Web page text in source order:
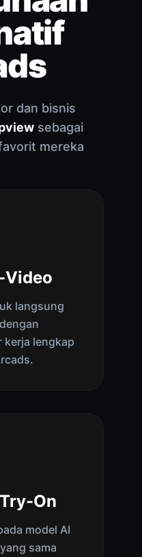
dan bisnis
sebagai
mereka
Video
langsung
lengkap
On
model AI
sama